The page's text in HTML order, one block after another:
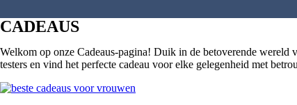
CADEAUS
Welkom op onze Cadeaus-pagina! Duik in de betoverende wereld
testers en vind het perfecte cadeau voor elke gelegenheid met